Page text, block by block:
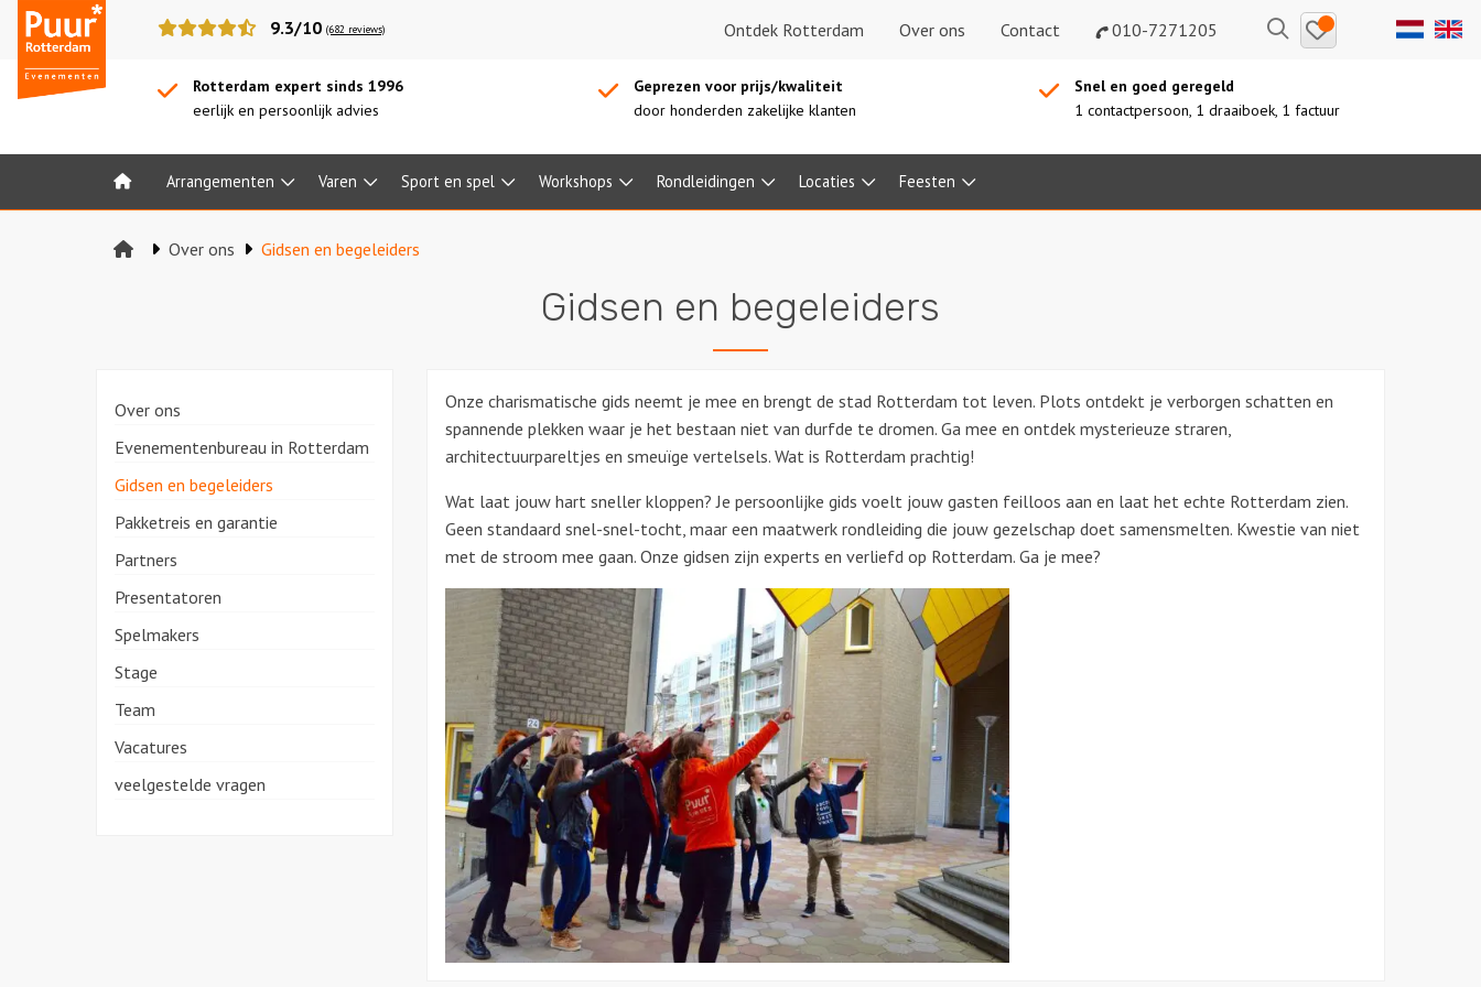
Puur*
Rotterdam
bedrijfsuitjes
9.3/10 (682 reviews) Ontdek Rotterdam Over ons Contact 010-7271205 ZoekenBewaarde
uitjes
Rotterdam expert sinds 1996
eerlijk en persoonlijk advies
Geprezen voor prijs/kwaliteit
door honderden zakelijke klanten
Snel en goed geregeld
1 contactpersoon, 1 draaiboek, 1 factuur
Home Arrangementen Varen Sport en spel Workshops Rondleidingen Locaties Feesten
Over ons Gidsen en begeleiders
Gidsen en begeleiders
Over ons
Evenementenbureau in Rotterdam
Gidsen en begeleiders
Pakketreis en garantie
Partners
Presentatoren
Spelmakers
Stage
Team
Vacatures
veelgestelde vragen
Onze charismatische gids neemt je mee en brengt de stad Rotterdam tot leven. Plots ontdekt je verborgen schatten en
spannende plekken waar je het bestaan niet van durfde te dromen. Ga mee en ontdek mysterieuze straren,
architectuurpareltjes en smeuïge vertelsels. Wat is Rotterdam prachtig!
Wat laat jouw hart sneller kloppen? Je persoonlijke gids voelt jouw gasten feilloos aan en laat het echte Rotterdam zien.
Geen standaard snel-snel-tocht, maar een maatwerk rondleiding die jouw gezelschap doet samensmelten. Kwestie van niet
met de stroom mee gaan. Onze gidsen zijn experts en verliefd op Rotterdam. Ga je mee?